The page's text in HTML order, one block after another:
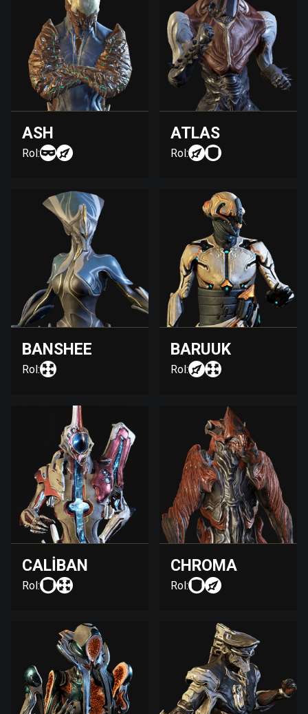
ASH
Rol:
ATLAS
Rol:
BANSHEE
Rol:
BARUUK
Rol:
CALIBAN
Rol:
CHROMA
Rol: